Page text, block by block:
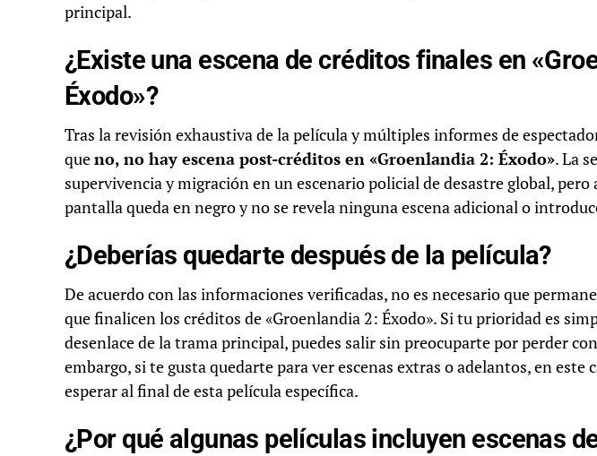
principal.
¿Existe una escena de créditos finales en
Éxodo»?
Tras la revisión exhaustiva de la película y múltiples informes de
queno, no hay escena post-créditos en «Groenlandia 2: Éxodo». La
supervivencia y migración en un escenario policial de desastre global,
pantalla queda en negro y no se revela ninguna escena adicional o
¿Deberías quedarte después de la película?
De acuerdo con las informaciones verificadas, no es necesario que
que finalicen los créditos de «Groenlandia 2: Éxodo». Si tu prioridad es
desenlace de la trama principal, puedes salir sin preocuparte por perder
embargo, si te gusta quedarte para ver escenas extras o adelantos, en este
esperar al final de esta película específica.
¿Por qué algunas películas incluyen escenas